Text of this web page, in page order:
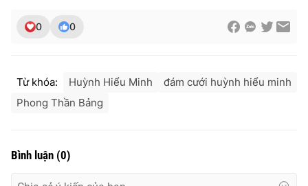
0 0
Từ khóa: Huỳnh Hiểu Minh
đám cưới huỳnh hiểu minh
Phong Thần Bảng
Bình luận (0)